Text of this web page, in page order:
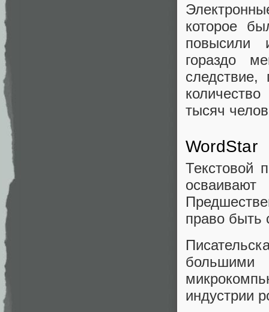
которое
повысили
гораздо
тысяч
WordStar
Текстовой
право быть
индустрии